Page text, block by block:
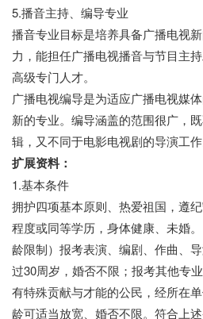
5.播音主持、编导专业
播音专业目标是培养具备广播电视
力，能担任广播电视播音与节目主
高级专门人才。
广播电视编导是为适应广播电视媒
新的专业。编导涵盖的范围很广，
辑，又不同于电影电视剧的导演工作
扩展资料：
1.基本条件
拥护四项基本原则、热爱祖国，遵
程度或同等学历，身体健康、未婚
龄限制）报考表演、编剧、作曲、
过30周岁，婚否不限；报考其他专
有特殊贡献与才能的公民，经所在
龄可适当放宽、婚否不限。符合上